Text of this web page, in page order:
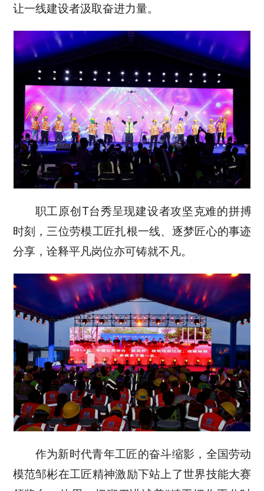
让一线建设者汲取奋进力量。
职工原创T台秀呈现建设者攻坚克难的拼搏
时刻，三位劳模工匠扎根一线、逐梦匠心的事迹
分享，诠释平凡岗位亦可铸就不凡。
作为新时代青年工匠的奋斗缩影，全国劳动
模范邹彬在工匠精神激励下站上了世界技能大赛